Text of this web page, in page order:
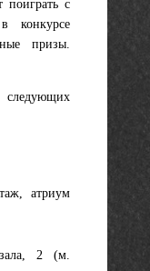
поиграть с
конкурсе
призы.
атриум
2 (м.